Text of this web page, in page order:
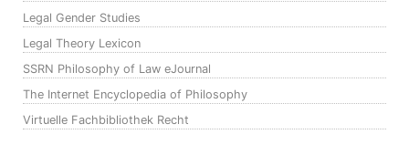
Legal Gender Studies
Legal Theory Lexicon
SSRN Philosophy of Law eJournal
The Internet Encyclopedia of Philosophy
Virtuelle Fachbibliothek Recht